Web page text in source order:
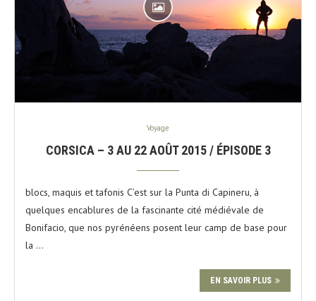
Voyage
CORSICA – 3 AU 22 AOÛT 2015 / ÉPISODE 3
blocs, maquis et tafonis C’est sur la Punta di Capineru, à
quelques encablures de la fascinante cité médiévale de
Bonifacio, que nos pyrénéens posent leur camp de base pour
la …
EN SAVOIR PLUS